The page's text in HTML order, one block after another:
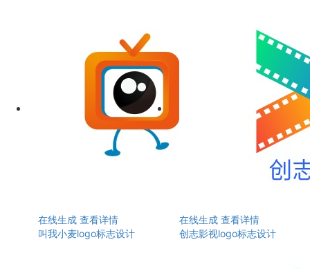
在线生成 查看详情
叫我小麦logo标志设计
在线生成 查看详情
创志影视logo标志设计